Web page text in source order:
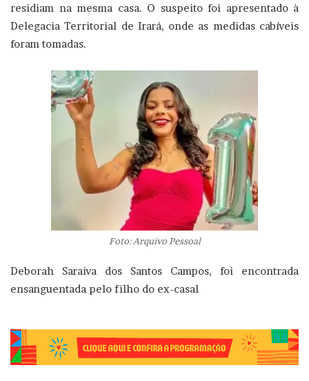
residiam na mesma casa. O suspeito foi apresentado à
Delegacia Territorial de Irará, onde as medidas cabíveis
foram tomadas.
Foto: Arquivo Pessoal
Deborah Saraiva dos Santos Campos, foi encontrada
ensanguentada pelo filho do ex-casal